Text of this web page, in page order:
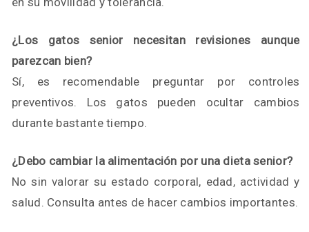
¿Los gatos senior necesitan revisiones aunque
parezcan bien?
Sí, es recomendable preguntar por controles
preventivos. Los gatos pueden ocultar cambios
durante bastante tiempo.
¿Debo cambiar la alimentación por una dieta senior?
No sin valorar su estado corporal, edad, actividad y
salud. Consulta antes de hacer cambios importantes.